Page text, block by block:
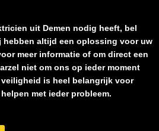
uit Demen nodig heeft, bel
hebben altijd een oplossing voor uw
meer informatie of om direct een
niet om ons op ieder moment
is heel belangrijk voor
met ieder probleem.